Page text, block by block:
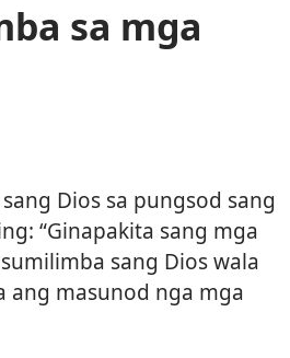
sa mga
Dios sa pungsod sang
“Ginapakita sang mga
sang Dios wala
ang masunod nga mga